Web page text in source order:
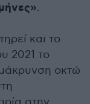
.
και το
2021 το
οκτώ